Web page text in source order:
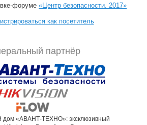
форуме «Центр безопасности. 2017»
как посетитель
партнёр
дом «АВАНТ-ТЕХНО»: эксклюзивный